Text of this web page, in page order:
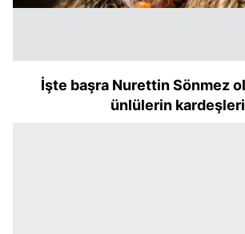
İşte başra Nurettin Sönmez
ünlülerin